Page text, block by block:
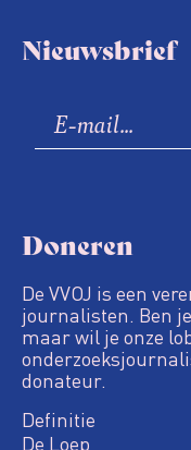
Nieuwsbrief
Doneren
De VVOJ is een
journalisten. Ben
maar wil je onze
donateur.
Definitie
De Loep